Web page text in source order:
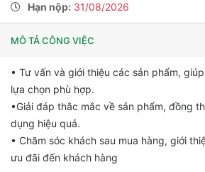
Hạn nộp: 31/08/2026
MÔ TẢ CÔNG VIỆC
• Tư vấn và giới thiệu các sản phẩm,
lựa chọn phù hợp.
•Giải đáp thắc mắc về sản phẩm, đồng
dụng hiệu quả.
• Chăm sóc khách sau mua hàng, giới
ưu đãi đến khách hàng